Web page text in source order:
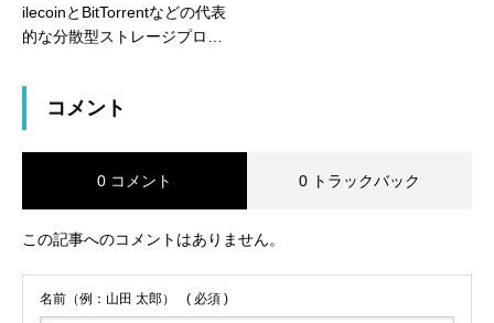
ilecoinとBitTorrentなどの代表
的な分散型ストレージプロジ
コメント
0 コメント 0 トラックバック
この記事へのコメントはありません。
名前（例：山田 太郎） ( 必須 )